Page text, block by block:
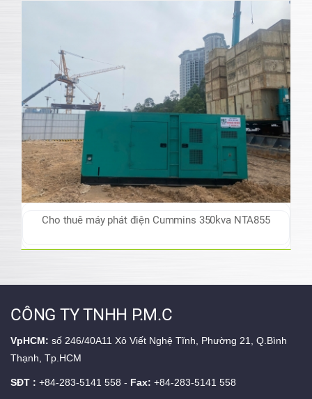
Cho thuê máy phát điện Cummins 350kva NTA855
CÔNG TY TNHH P.M.C
VpHCM: số 246/40A11 Xô Viết Nghệ Tĩnh, Phường 21, Q.Bình
Thạnh, Tp.HCM
SĐT : +84-283-5141 558 - Fax: +84-283-5141 558